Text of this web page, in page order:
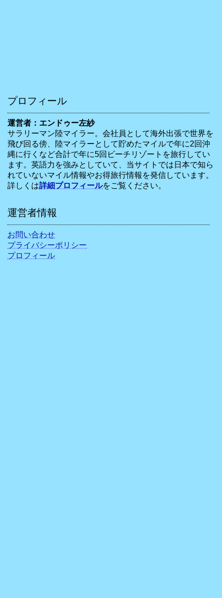
プロフィール
運営者：エンドゥー左紗
サラリーマン陸マイラー。会社員として海外出張で世界を
飛び回る傍、陸マイラーとして貯めたマイルで年に2回沖
縄に行くなど合計で年に5回ビーチリゾートを旅行してい
ます。英語力を強みとしていて、当サイトでは日本で知ら
れていないマイル情報やお得旅行情報を発信しています。
詳しくは詳細プロフィールをご覧ください。
運営者情報
お問い合わせ
プライバシーポリシー
プロフィール